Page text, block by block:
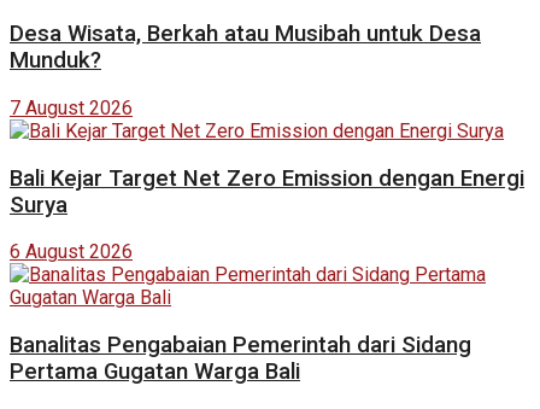
Desa Wisata, Berkah atau Musibah untuk Desa
Munduk?
7 August 2026
Bali Kejar Target Net Zero Emission dengan Energi
Surya
6 August 2026
Banalitas Pengabaian Pemerintah dari Sidang
Pertama Gugatan Warga Bali